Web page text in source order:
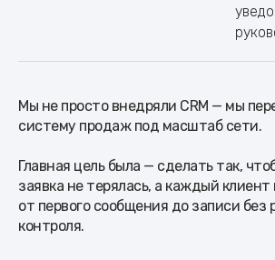
Мы не просто внедряли CRM — мы
систему продаж под масштаб сети.
Главная цель была — сделать так,
заявка не терялась, а каждый клиент
от первого сообщения до записи без
контроля.